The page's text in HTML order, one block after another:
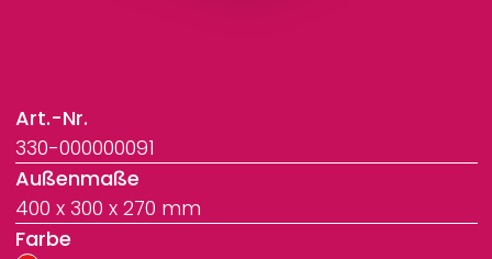
Art.-Nr.
330-000000091
Außenmaße
400 x 300 x 270 mm
Farbe